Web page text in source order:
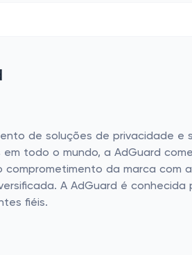
de soluções de privacidade
todo o mundo, a AdGuard
da marca com
A AdGuard é
fiéis.